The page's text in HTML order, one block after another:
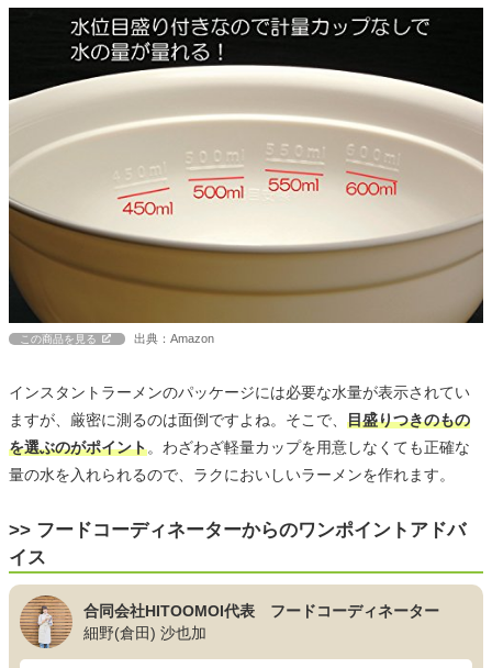
この商品を見る 出典：Amazon
インスタントラーメンのパッケージには必要な水量が表示されてい
ますが、厳密に測るのは面倒ですよね。そこで、 目盛りつきのもの
を選ぶのがポイント。わざわざ軽量カップを用意しなくても正確な
量の水を入れられるので、ラクにおいしいラーメンを作れます。
>> フードコーディネーターからのワンポイントアドバ
イス
合同会社HITOOMOI代表 フードコーディネーター
細野(倉田) 沙也加